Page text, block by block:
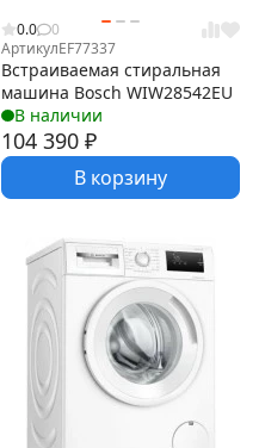
0.0
0
АртикулEF77337
Встраиваемая стиральная
машина Bosch WIW28542EU
В наличии
104 390 ₽
В корзину